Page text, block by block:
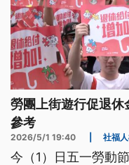
勞團上街遊行促退
參考
2026/5/1 19:40 社福
今（1）日五一勞動